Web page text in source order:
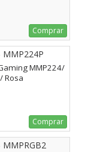
Comprar
MMP224P
MMP224/
Rosa
Comprar
MMPRGB2